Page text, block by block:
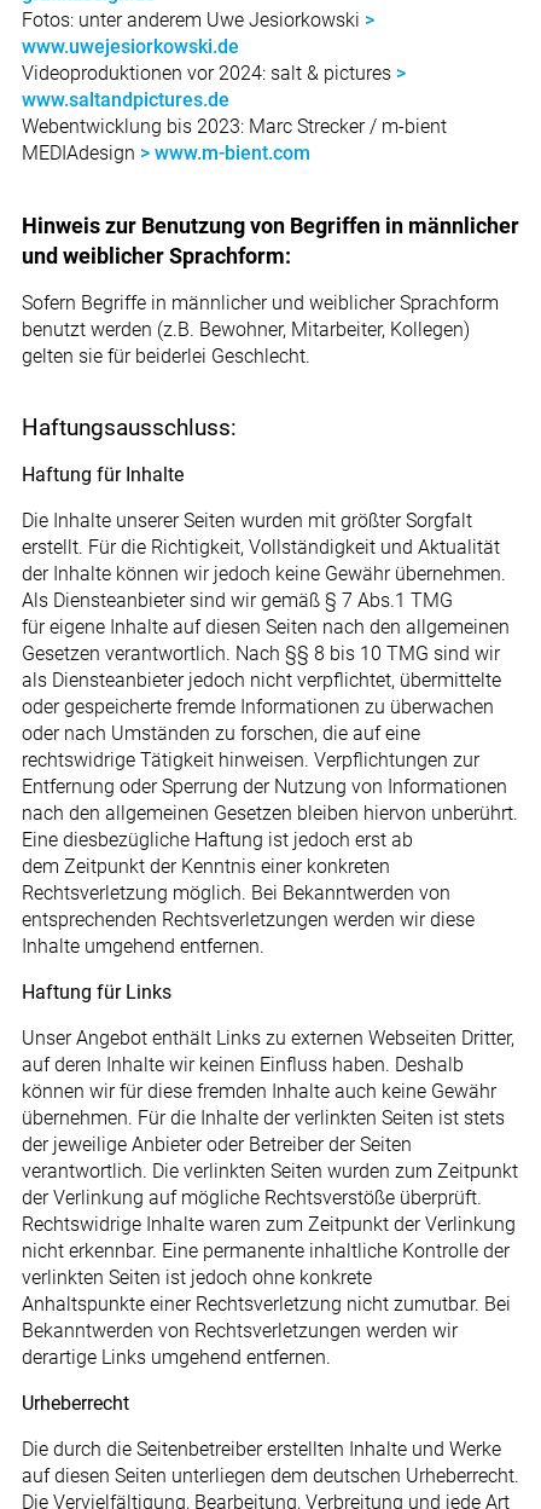
Fotos: unter anderem Uwe Jesiorkowski >
www.uwejesiorkowski.de
Videoproduktionen vor 2024: salt & pictures >
www.saltandpictures.de
Webentwicklung bis 2023: Marc Strecker / m-bient
MEDIAdesign > www.m-bient.com
Hinweis zur Benutzung von Begriffen in männlicher
und weiblicher Sprachform:
Sofern Begriffe in männlicher und weiblicher Sprachform
benutzt werden (z.B. Bewohner, Mitarbeiter, Kollegen)
gelten sie für beiderlei Geschlecht.
Haftungsausschluss:
Haftung für Inhalte
Die Inhalte unserer Seiten wurden mit größter Sorgfalt
erstellt. Für die Richtigkeit, Vollständigkeit und Aktualität
der Inhalte können wir jedoch keine Gewähr übernehmen.
Als Diensteanbieter sind wir gemäß § 7 Abs.1 TMG
für eigene Inhalte auf diesen Seiten nach den allgemeinen
Gesetzen verantwortlich. Nach §§ 8 bis 10 TMG sind wir
als Diensteanbieter jedoch nicht verpflichtet, übermittelte
oder gespeicherte fremde Informationen zu überwachen
oder nach Umständen zu forschen, die auf eine
rechtswidrige Tätigkeit hinweisen. Verpflichtungen zur
Entfernung oder Sperrung der Nutzung von Informationen
nach den allgemeinen Gesetzen bleiben hiervon unberührt.
Eine diesbezügliche Haftung ist jedoch erst ab
dem Zeitpunkt der Kenntnis einer konkreten
Rechtsverletzung möglich. Bei Bekanntwerden von
entsprechenden Rechtsverletzungen werden wir diese
Inhalte umgehend entfernen.
Haftung für Links
Unser Angebot enthält Links zu externen Webseiten Dritter,
auf deren Inhalte wir keinen Einfluss haben. Deshalb
können wir für diese fremden Inhalte auch keine Gewähr
übernehmen. Für die Inhalte der verlinkten Seiten ist stets
der jeweilige Anbieter oder Betreiber der Seiten
verantwortlich. Die verlinkten Seiten wurden zum Zeitpunkt
der Verlinkung auf mögliche Rechtsverstöße überprüft.
Rechtswidrige Inhalte waren zum Zeitpunkt der Verlinkung
nicht erkennbar. Eine permanente inhaltliche Kontrolle der
verlinkten Seiten ist jedoch ohne konkrete
Anhaltspunkte einer Rechtsverletzung nicht zumutbar. Bei
Bekanntwerden von Rechtsverletzungen werden wir
derartige Links umgehend entfernen.
Urheberrecht
Die durch die Seitenbetreiber erstellten Inhalte und Werke
auf diesen Seiten unterliegen dem deutschen Urheberrecht.
Die Vervielfältigung, Bearbeitung, Verbreitung und jede Art